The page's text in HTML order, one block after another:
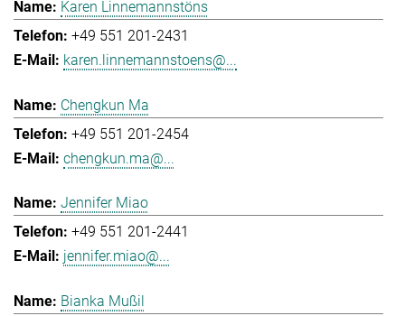
Karen Linnemannstöns
+49 551 201-2431
karen.linnemannstoens@...
Chengkun Ma
+49 551 201-2454
chengkun.ma@...
Jennifer Miao
+49 551 201-2441
jennifer.miao@...
Bianka Mußil